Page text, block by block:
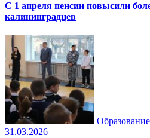
С 1 апреля пенсии повысили
калининградцев
Образование
31.03.2026